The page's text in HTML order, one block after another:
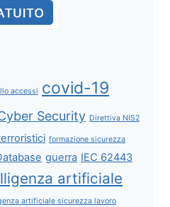
accessi covid-19
Security Direttiva NIS2
formazione sicurezza
guerra IEC 62443
artificiale
artificiale sicurezza lavoro